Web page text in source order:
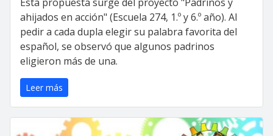
ahijados en acción" (Escuela 274, 1.º y 6.º año). Al
pedir a cada dupla elegir su palabra favorita del
español, se observó que algunos padrinos
eligieron más de una.
Leer más